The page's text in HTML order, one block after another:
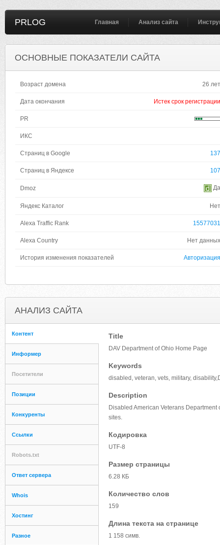
PRLOG Главная Анализ сайта
ОСНОВНЫЕ ПОКАЗАТЕЛИ САЙТА
Возраст домена 26 лет
Дата окончания Истек срок регистрации
PR
ИКС
Страниц в Google 137
Страниц в Яндексе 107
Dmoz Да
Яндекс Каталог Нет
Alexa Traffic Rank 15577031
Alexa Country Нет данных
История изменения показателей Авторизация
АНАЛИЗ САЙТА
Контент
Информер
Посетители
Позиции
Конкуренты
Ссылки
Robots.txt
Ответ сервера
Whois
Хостинг
Разное
Title
DAV Department of Ohio Home Page
Keywords
disabled, veteran, vets, military,
Description
Disabled American Veterans
sites.
Кодировка
UTF-8
Размер страницы
6.28 КБ
Количество слов
159
Длина текста на странице
1 158 симв.